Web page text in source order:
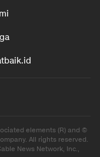
elements (R) and ©
All rights reserved.
News Network, Inc.,